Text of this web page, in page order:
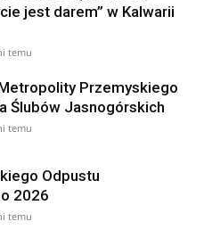
jest darem” w Kalwarii
temu
Przemyskiego
Ślubów Jasnogórskich
temu
Odpustu
2026
temu